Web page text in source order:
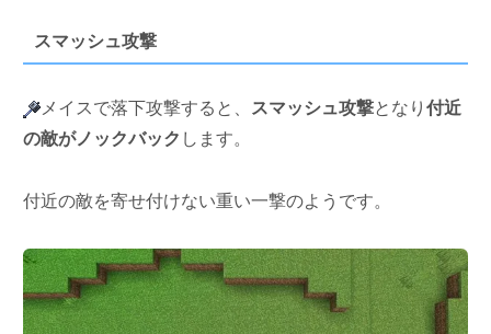
スマッシュ攻撃
メイスで落下攻撃すると、 スマッシュ攻撃となり 付近
の敵がノックバック します。
付近の敵を寄せ付けない重い一撃のようです。